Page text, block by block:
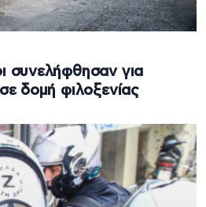
συνελήφθησαν για
δομή φιλοξενίας